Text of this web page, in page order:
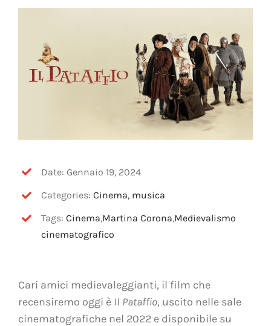
OFF TOPIC
CONTATTI
Cerca
Date: Gennaio 19, 2024
Categories:Cinema, musica
Tags:Cinema,Martina Corona,Medievalismo
cinematografico
Cari amici medievaleggianti, il film che
recensiremo oggi è Il Pataffio, uscito nelle sale
cinematografiche nel 2022 e disponibile su